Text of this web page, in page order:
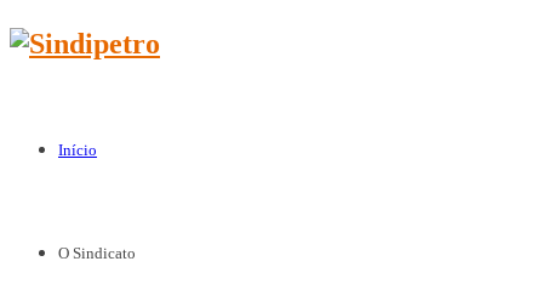
Início
O Sindicato